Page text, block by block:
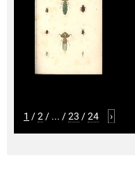
1 /2 / ... /23 /24 ›